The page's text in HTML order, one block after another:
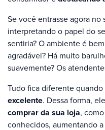
Se você entrasse agora
interpretando o papel do
sentiria? O ambiente é
agradável? Há muito
suavemente? Os
Tudo fica diferente quando
excelente. Dessa forma,
comprar da sua loja,
conhecidos, aumentando